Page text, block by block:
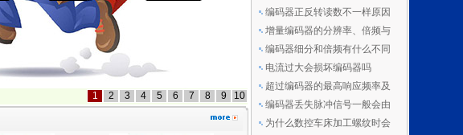
1 2 3 4 5 6 7 8 9 10
编码器正反转读数不一样原因
增量编码器的分辨率、倍频与
编码器细分和倍频有什么不同
电流过大会损坏编码器吗
超过编码器的最高响应频率及
编码器丢失脉冲信号一般会由
为什么数控车床加工螺纹时会